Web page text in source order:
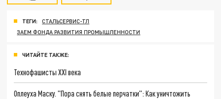
ТЕГИ:
СТАЛЬСЕРВИС-ТЛ
ЗАЕМ ФОНДА РАЗВИТИЯ ПРОМЫШЛЕННОСТИ
ЧИТАЙТЕ ТАКЖЕ:
Технофашисты XXI века
Оплеуха Маску. "Пора снять белые перчатки": Как уничтожить